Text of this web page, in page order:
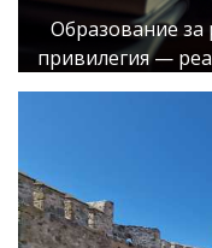
Образование
привилегия —